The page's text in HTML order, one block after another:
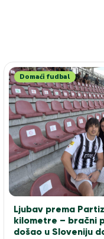
Domaći fudbal
Ljubav prema
kilometre – bračni
došao u Sloveniju